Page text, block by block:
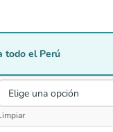
todo el Perú